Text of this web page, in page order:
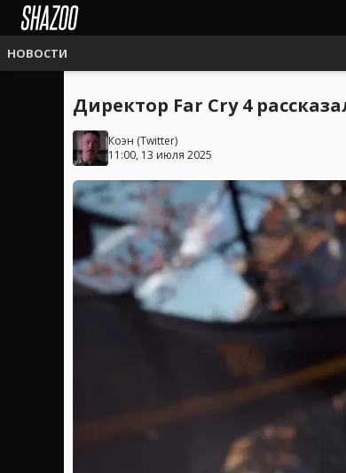
НОВОСТИ
Директор Far Cry 4
Коэн (Twitter)
11:00, 13 июля 2025